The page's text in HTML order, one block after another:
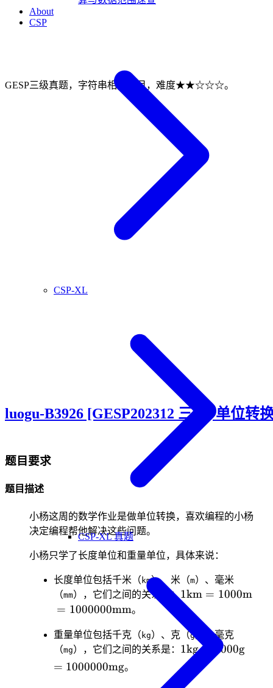
About
CSP
CSP-XL
CSP-XL 真题
GESP三级真题，字符串相关题目，难度★★☆☆☆。
luogu-B3926 [GESP202312 三级] 单位转
题目要求
题目描述
小杨这周的数学作业是做单位转换，喜欢编程的小杨
决定编程帮他解决这些问题。
小杨只学了长度单位和重量单位，具体来说：
长度单位包括千米（ km）、米（m）、毫米
（mm），它们之间的关系是： 1\text{km} =
1000\text{m} =
1km = 1000m
= 1000000mm。
重量单位包括千克（ kg）、克（g ）、毫克
（mg），它们之间的关系是： 1\text{kg} =
1000\text{g} =
1kg = 1000g
= 1000000mg。